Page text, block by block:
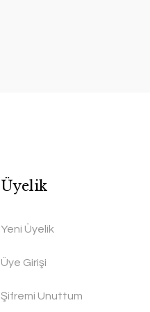
Üyelik
Yeni Üyelik
Üye Girişi
Şifremi Unuttum